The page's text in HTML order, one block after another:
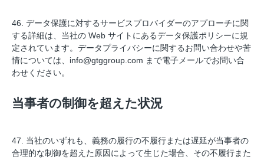
46. データ保護に対するサービスプロバイダーのアプローチに関
する詳細は、当社の Web サイトにあるデータ保護ポリシーに規
定されています。データプライバシーに関するお問い合わせや苦
情については、 info@gtggroup.com まで電子メールでお問い合
わせください。
当事者の制御を超えた状況
47. 当社のいずれも、義務の履行の不履行または遅延が当事者の
合理的な制御を超えた原因によって生じた場合、その不履行また